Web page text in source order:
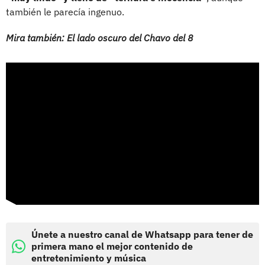
también le parecía ingenuo.
Mira también: El lado oscuro del Chavo del 8
Únete a nuestro canal de Whatsapp para tener de
primera mano el mejor contenido de
entretenimiento y música